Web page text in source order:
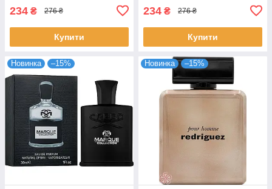
234 ₴ 276 ₴
Купити
234 ₴ 276 ₴
Купити
Новинка –15% Новинка –15%